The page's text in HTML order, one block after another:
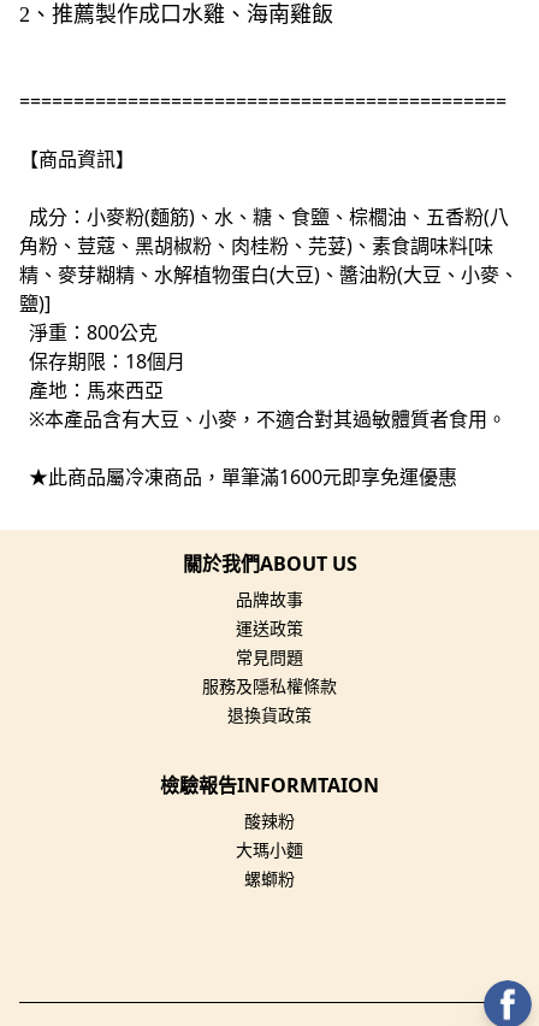
2 、推薦製作成口水雞、海南雞飯
=============================================
【商品資訊】
成分：小麥粉(麵筋)、水、糖、食鹽、棕櫚油、五香粉(八
角粉、荳蔻、黑胡椒粉、肉桂粉、芫荽)、素食調味料[味
精、麥芽糊精、水解植物蛋白(大豆)、醬油粉(大豆、小麥、
鹽)]
淨重：800公克
保存期限：18個月
產地：馬來西亞
※本產品含有大豆、小麥，不適合對其過敏體質者食用。
★此商品屬冷凍商品，單筆滿1600元即享免運優惠
關於我們ABOUT US
品牌故事
運送政策
常見問題
服務及隱私權條款
退換貨政策
檢驗報告INFORMTAION
酸辣粉
大瑪小麵
螺螄粉